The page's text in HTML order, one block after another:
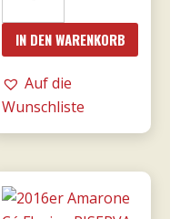
e
una
notte
DOC
Donnafugata
Menge
IN DEN WARENKORB
Auf die
Wunschliste